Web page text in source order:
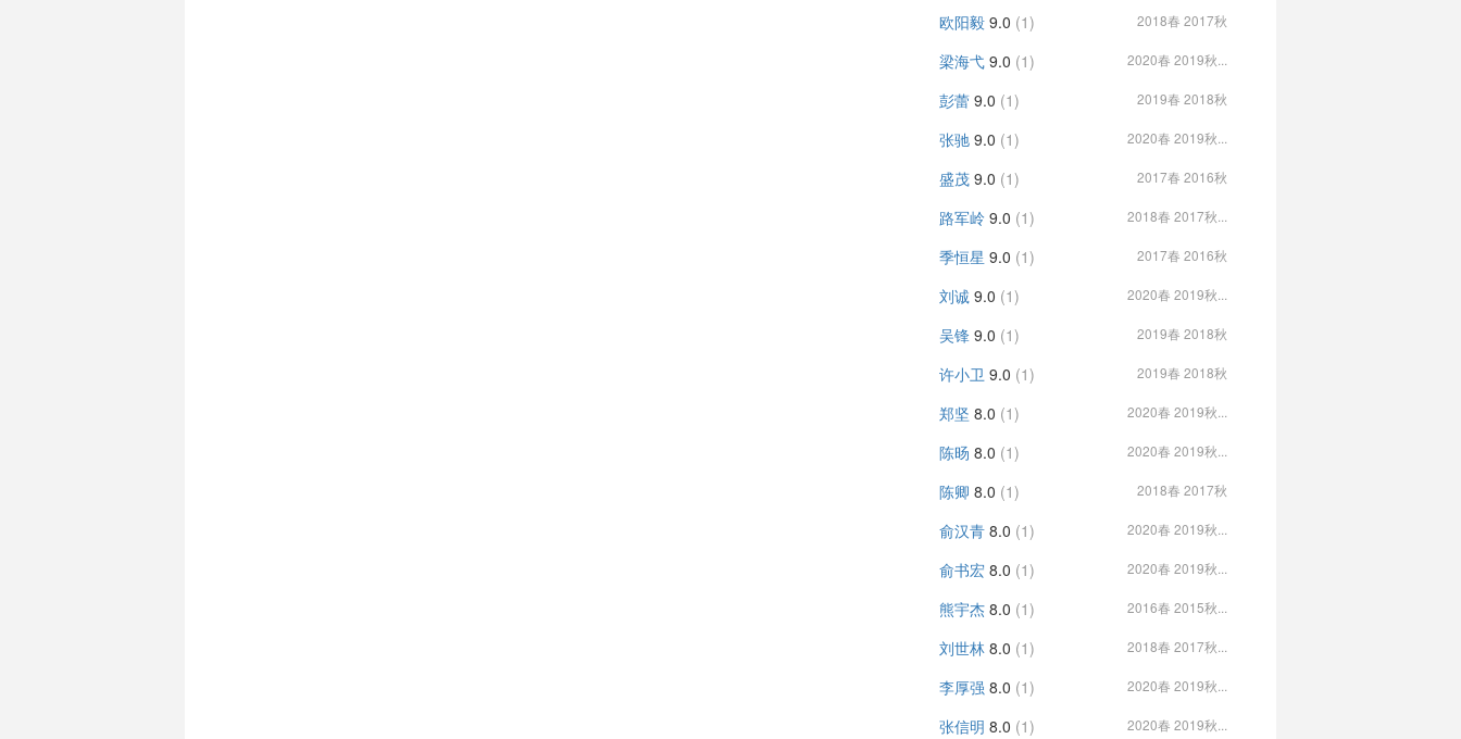
欧阳毅 9.0 (1) 2018春 2017秋
梁海弋 9.0 (1) 2020春 2019秋...
彭蕾 9.0 (1) 2019春 2018秋
张驰 9.0 (1) 2020春 2019秋...
盛茂 9.0 (1) 2017春 2016秋
路军岭 9.0 (1) 2018春 2017秋...
季恒星 9.0 (1) 2017春 2016秋
刘诚 9.0 (1) 2020春 2019秋...
吴锋 9.0 (1) 2019春 2018秋
许小卫 9.0 (1) 2019春 2018秋
郑坚 8.0 (1) 2020春 2019秋...
陈旸 8.0 (1) 2020春 2019秋...
陈卿 8.0 (1) 2018春 2017秋
俞汉青 8.0 (1) 2020春 2019秋...
俞书宏 8.0 (1) 2020春 2019秋...
熊宇杰 8.0 (1) 2016春 2015秋...
刘世林 8.0 (1) 2018春 2017秋...
李厚强 8.0 (1) 2020春 2019秋...
张信明 8.0 (1) 2020春 2019秋...